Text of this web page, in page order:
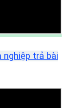
nghiệp trả bài